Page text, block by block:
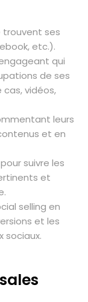
trouvent ses
etc.).
qui
de ses
vidéos,
leurs
et en
suivre les
et
selling en
et les
sociaux.